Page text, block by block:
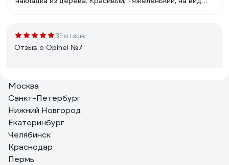
31 отзыв
Отзыв о Opinel №7
Григорий М.
хороший ножик хорошей фирмы
Отзыв о Stinger SA-582DW
Москва
Санкт-Петербург
Нижний Новгород
Екатеринбург
Челябинск
Краснодар
Пермь